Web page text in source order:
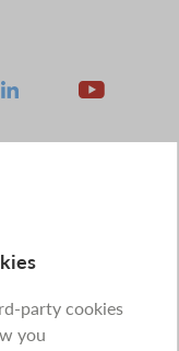
Linkedin Youtube
party cookies
you